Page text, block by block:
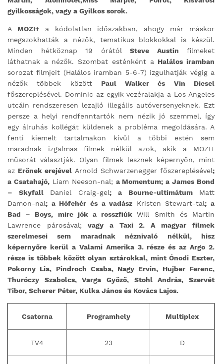
gyilkosságok, vagy a Gyilkos sorok.
A MOZI+a kódolatlan időszakban, ahogy már máskor
megszokhatták a nézők, tematikus blokkokkal is készül.
Minden hétköznap 19 órától Steve Austin filmeket
láthatnak a nézők. Szombat esténként a Halálos iramban
sorozat filmjeit (Halálos iramban 5-6-7) izgulhatják végig a
nézők többek között Paul Walker és Vin Diesel
főszereplésével. Dominic az egyik vezéralakja a Los Angeles
utcáin rendszeresen lezajló illegális autóversenyeknek. Ezt
persze a helyi rendfenntartók nem nézik jó szemmel, így
egy álruhás kollégát küldenek a probléma megoldására. A
fenti kiemelt tartalmakon kívül a többi estén sem
maradnak izgalmas filmek nélkül azok, akik a MOZI+
műsorát választják. Olyan filmek lesznek képernyőn, mint
az Erőnek erejével Arnold Schwarzenegger főszereplésével;
a Csatahajó,Liam Neeson-nal; a Momentum; a James Bond
– Skyfall Daniel Craig-gel; a Bourne-ultimátum Matt
Damon-nal; a Hófehér és a vadász Kristen Stewart-tal; a
Bad – Boys, mire jók a rosszfiúkWill Smith és Martin
Lawrence párosával; vagy a Taxi 2. A magyar filmek
szerelmesei sem maradnak néznivaló nélkül, hisz
képernyőre kerül a Valami Amerika 3. része és az Argo 2.
része is többek között olyan sztárokkal, mint Ónodi Eszter,
Pokorny Lia, Pindroch Csaba, Nagy Ervin, Hujber Ferenc,
Thuróczy Szabolcs, Varga Győző, Stohl András, Szervét
Tibor, Scherer Péter, Kulka János és Kovács Lajos.
Csatorna Programhely Multiplex
TV4 23 D